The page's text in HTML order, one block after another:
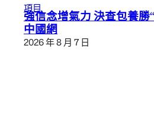
項目
強信念增氣力 決查包養勝“
中國網
2026 年 8 月 7 日